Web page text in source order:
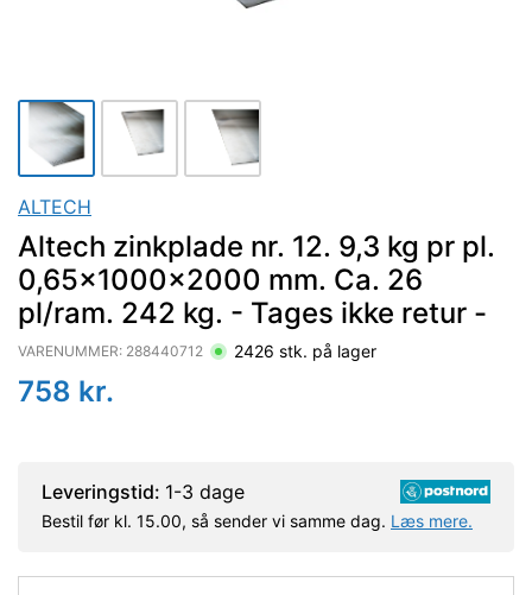
ALTECH
Altech zinkplade nr. 12. 9,3 kg pr pl.
0,65x1000x2000 mm. Ca. 26
pl/ram. 242 kg. - Tages ikke retur -
VARENUMMER: 288440712 2426 stk. på lager
758 kr.
Leveringstid: 1-3 dage
Bestil før kl. 15.00, så sender vi samme dag. Læs mere.